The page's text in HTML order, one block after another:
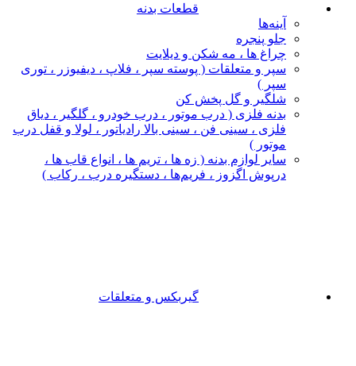
قطعات بدنه
آینه‌ها
جلو پنجره
چراغ‌ ها ، مه‌ شکن و دیلایت
سپر و متعلقات ( پوسته سپر ، فلاپ ، دیفیوزر ، توری
سپر )
شلگیر و گل‌ پخش‌ کن
بدنه فلزی ( درب موتور ، درب خودرو ، گلگیر ، دیاق
فلزی ، سینی فن ، سینی بالا رادیاتور ، لولا و قفل درب
موتور )
سایر لوازم بدنه ( زه ها ، تریم ها ، انواع قاب ها ،
درپوش اگزوز ، فریم‌ها ، دستگیره درب ، رکاب )
گیربکس و متعلقات